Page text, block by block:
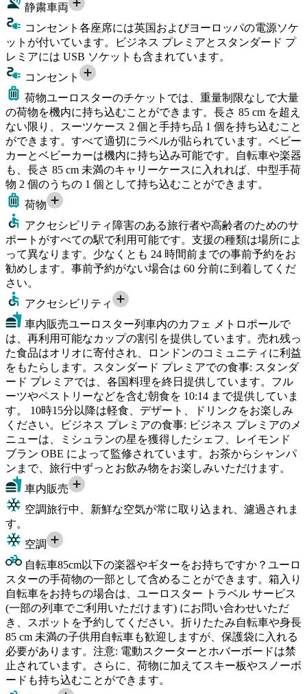
静粛車両
コンセント 各座席には英国およびヨーロッパの電源ソケ
ットが付いています。ビジネス プレミアとスタンダード プ
レミアには USB ソケットも含まれています。
コンセント
荷物ユーロスターのチケットでは、重量制限なしで大量
の荷物を機内に持ち込むことができます。長さ 85 cm を超え
ない限り、スーツケース 2 個と手持ち品 1 個を持ち込むこと
ができます。すべて適切にラベルが貼られています。ベビー
カーとベビーカーは機内に持ち込み可能です。自転車や楽器
も、長さ 85 cm 未満のキャリーケースに入れれば、中型手荷
物 2 個のうちの 1 個として持ち込むことができます。
荷物
アクセシビリティ 障害のある旅行者や高齢者のためのサ
ポートがすべての駅で利用可能です。支援の種類は場所によ
って異なります。少なくとも 24 時間前までの事前予約をお
勧めします。事前予約がない場合は 60 分前に到着してくだ
さい。
アクセシビリティ
車内販売ユーロスター列車内のカフェ メトロポールで
は、再利用可能なカップの割引を提供しています。売れ残っ
た食品はオリオに寄付され、ロンドンのコミュニティに利益
をもたらします。スタンダード プレミアでの食事: スタンダ
ード プレミアでは、各国料理を終日提供しています。フル
ーツやペストリーなどを含む朝食を 10:14 まで提供していま
す。 10時15分以降は軽食、デザート、ドリンクをお楽しみ
ください。ビジネス プレミアの食事: ビジネス プレミアのメ
ニューは、ミシュランの星を獲得したシェフ、レイモンド
ブラン OBE によって監修されています。お茶からシャンパ
ンまで、旅行中ずっとお飲み物をお楽しみいただけます。
車内販売
空調旅行中、新鮮な空気が常に取り込まれ、濾過されま
す。
空調
自転車85cm以下の楽器やギターをお持ちですか？ユーロ
スターの手荷物の一部として含めることができます。箱入り
自転車をお持ちの場合は、ユーロスター トラベル サービス
(一部の列車でご利用いただけます) にお問い合わせいただ
き、スポットを予約してください。折りたたみ自転車や身長
85 cm 未満の子供用自転車も歓迎しますが、保護袋に入れる
必要があります。注意: 電動スクーターとホバーボードは禁
止されています。さらに、荷物に加えてスキー板やスノーボ
ードも持ち込むことができます。